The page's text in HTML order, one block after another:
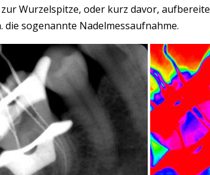
Wurzelspitze, oder kurz davor,
die sogenannte Nadelmessaufnahme.